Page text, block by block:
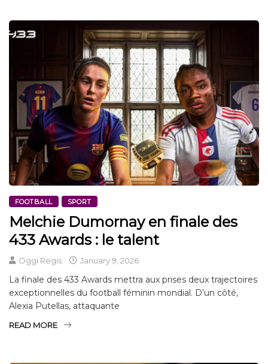
FOOTBALL SPORT
Melchie Dumornay en finale des
433 Awards : le talent
Oggi Regis January 9, 2026
La finale des 433 Awards mettra aux prises deux trajectoires
exceptionnelles du football féminin mondial. D’un côté,
Alexia Putellas, attaquante
READ MORE